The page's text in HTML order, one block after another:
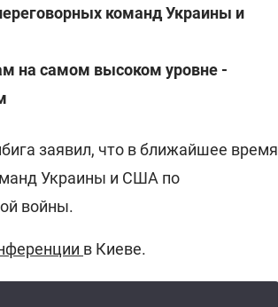
команд Украины и
на самом высоком уровне -
заявил, что в ближайшее время
Украины и США по
войны.
в Киеве.